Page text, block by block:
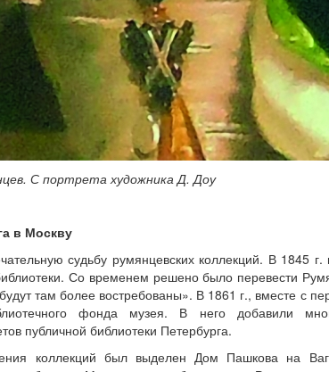
С портрета художника Д. Доу
в Москву
судьбу румянцевских коллекций. В 1845
Со временем решено было перевести
там более востребованы». В 1861 г., вместе с
фонда музея. В него добавили
публичной библиотеки Петербурга.
коллекций был выделен Дом Пашкова на